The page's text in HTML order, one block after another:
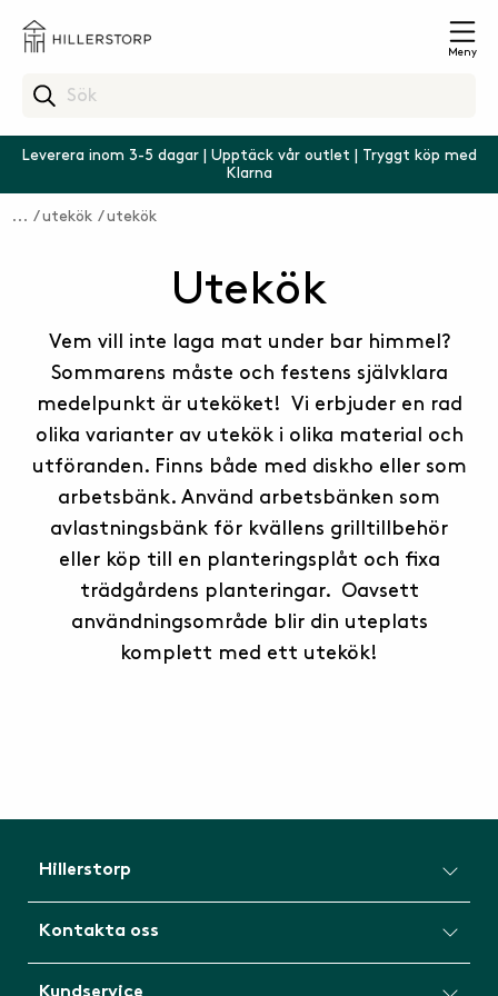
Meny
Leverera inom 3-5 dagar | Upptäck vår outlet | Tryggt köp med
Klarna
utekök utekök
Utekök
Vem vill inte laga mat under bar himmel?
Sommarens måste och festens självklara
medelpunkt är uteköket! Vi erbjuder en rad
olika varianter av utekök i olika material och
utföranden. Finns både med diskho eller som
arbetsbänk. Använd arbetsbänken som
avlastningsbänk för kvällens grilltillbehör
eller köp till en planteringsplåt och fixa
trädgårdens planteringar. Oavsett
användningsområde blir din uteplats
komplett med ett utekök!
Hillerstorp
Kontakta oss